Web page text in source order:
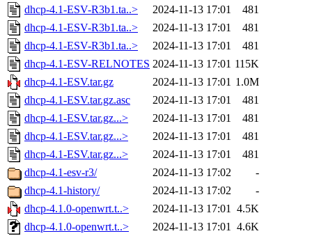
dhcp-4.1-ESV-R3b1.ta..>
2024-11-13 17:01
481
dhcp-4.1-ESV-R3b1.ta..>
2024-11-13 17:01
481
dhcp-4.1-ESV-R3b1.ta..>
2024-11-13 17:01
481
dhcp-4.1-ESV-RELNOTES 2024-11-13 17:01 115K
dhcp-4.1-ESV.tar.gz
2024-11-13 17:01 1.0M
dhcp-4.1-ESV.tar.gz.asc
2024-11-13 17:01
481
dhcp-4.1-ESV.tar.gz...>
2024-11-13 17:01
481
dhcp-4.1-ESV.tar.gz...>
2024-11-13 17:01
481
dhcp-4.1-ESV.tar.gz...>
2024-11-13 17:01
481
dhcp-4.1-esv-r3/
2024-11-13 17:02
-
dhcp-4.1-history/
2024-11-13 17:02
-
dhcp-4.1.0-openwrt.t..>
2024-11-13 17:01 4.5K
dhcp-4.1.0-openwrt.t..>
2024-11-13 17:01 4.6K